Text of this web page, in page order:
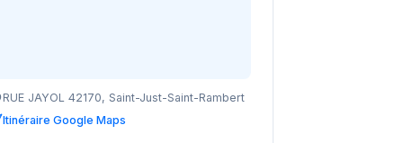
RUE JAYOL 42170, Saint-Just-Saint-Rambert
Itinéraire Google Maps